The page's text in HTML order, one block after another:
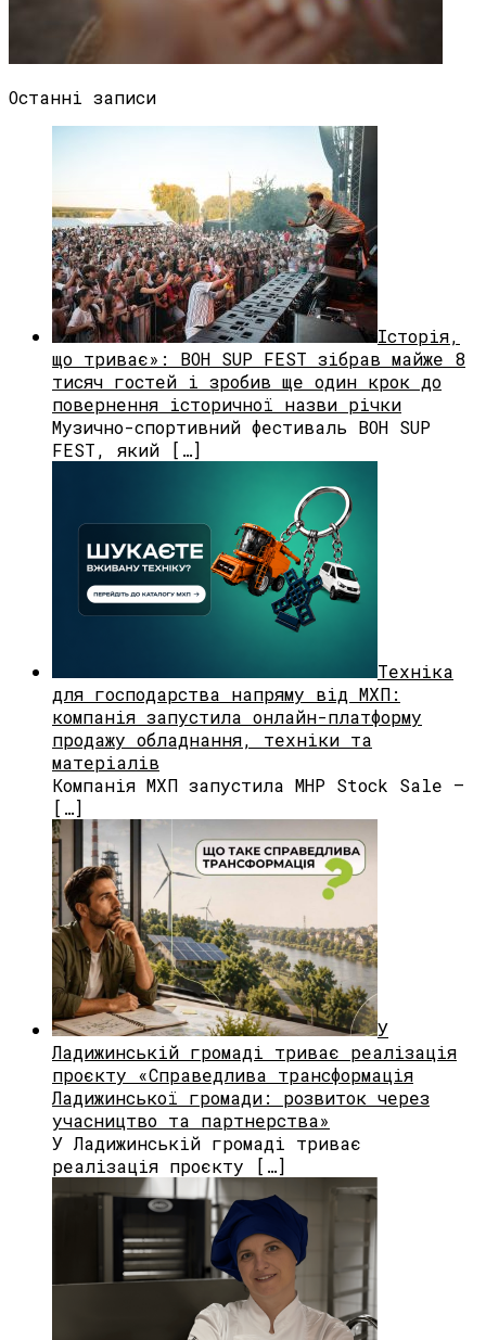
Останні записи
Історія,
що триває»: BOH SUP FEST зібрав майже 8
тисяч гостей і зробив ще один крок до
повернення історичної назви річки
Музично-спортивний фестиваль BOH SUP
FEST, який […]
Техніка
для господарства напряму від МХП:
компанія запустила онлайн-платформу
продажу обладнання, техніки та
матеріалів
Компанія МХП запустила MHP Stock Sale —
[…]
У
Ладижинській громаді триває реалізація
проєкту «Справедлива трансформація
Ладижинської громади: розвиток через
учасництво та партнерства»
У Ладижинській громаді триває
реалізація проєкту […]